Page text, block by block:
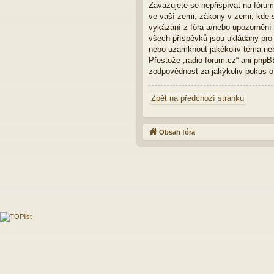
Zavazujete se nepřispívat na
ve vaší zemi, zákony v zemi, kde
vykázání z fóra a/nebo
všech příspěvků jsou ukládány
nebo uzamknout jakékoliv téma
Přestože „radio-forum.cz“ ani
zodpovědnost za jakýkoliv pokus
Zpět na předchozí stránku
Obsah fóra